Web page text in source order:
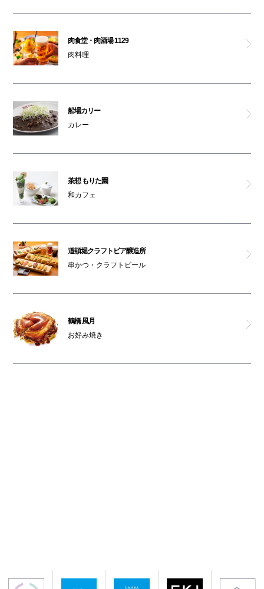
肉食堂・肉酒場 1129
肉料理
船場カリー
カレー
茶想 もりた園
和カフェ
道頓堀クラフトビア醸造所
串かつ・クラフトビール
鶴橋 風月
お好み焼き